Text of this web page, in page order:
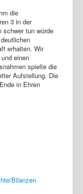
die
3 in der
schwer tun würde
erhalten. Wir
einen
spielte die
Aufstellung. Die
in Ehren
Bilanzen